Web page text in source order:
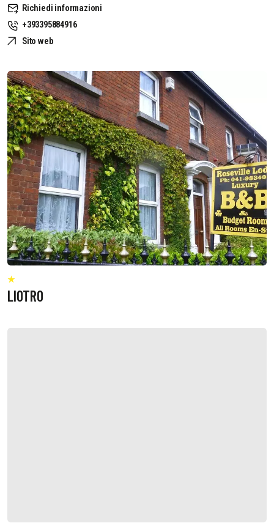
Richiedi informazioni
+393395884916
Sito web
LIOTRO